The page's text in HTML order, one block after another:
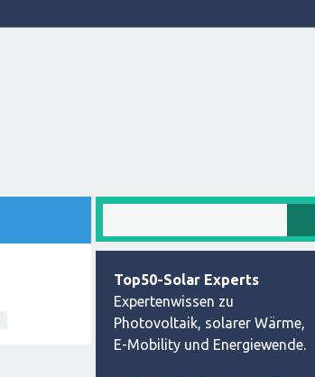
Top50-Solar Experts
Expertenwissen zu
Photovoltaik, solarer Wärme,
E-Mobility und Energiewende.